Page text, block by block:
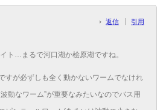
返信 引用
ト…まるで河口湖か桧原湖ですね。
すが必ずしも全く動かないワームでなけれ
動なワーム”が重要なみたいなのでバス用